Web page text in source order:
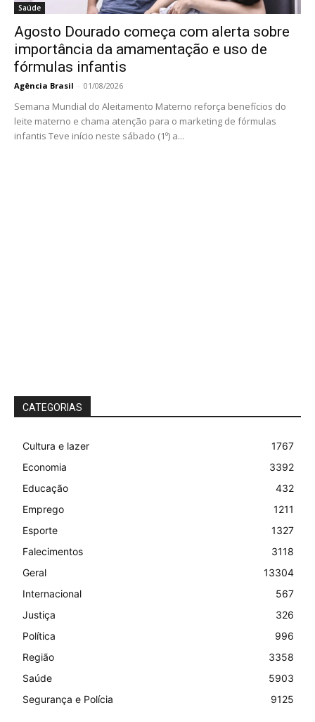
Saúde
Agosto Dourado começa com alerta sobre
importância da amamentação e uso de
fórmulas infantis
Agência Brasil - 01/08/2026
Semana Mundial do Aleitamento Materno reforça benefícios do
leite materno e chama atenção para o marketing de fórmulas
infantis Teve início neste sábado (1º) a...
CATEGORIAS
Cultura e lazer
1767
Economia
3392
Educação
432
Emprego
1211
Esporte
1327
Falecimentos
3118
Geral
13304
Internacional
567
Justiça
326
Política
996
Região
3358
Saúde
5903
Segurança e Polícia
9125